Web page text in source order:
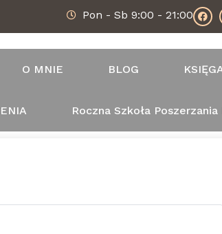
Pon - Sb 9:00 - 21:00
O MNIE BLOG
Roczna Szkoła